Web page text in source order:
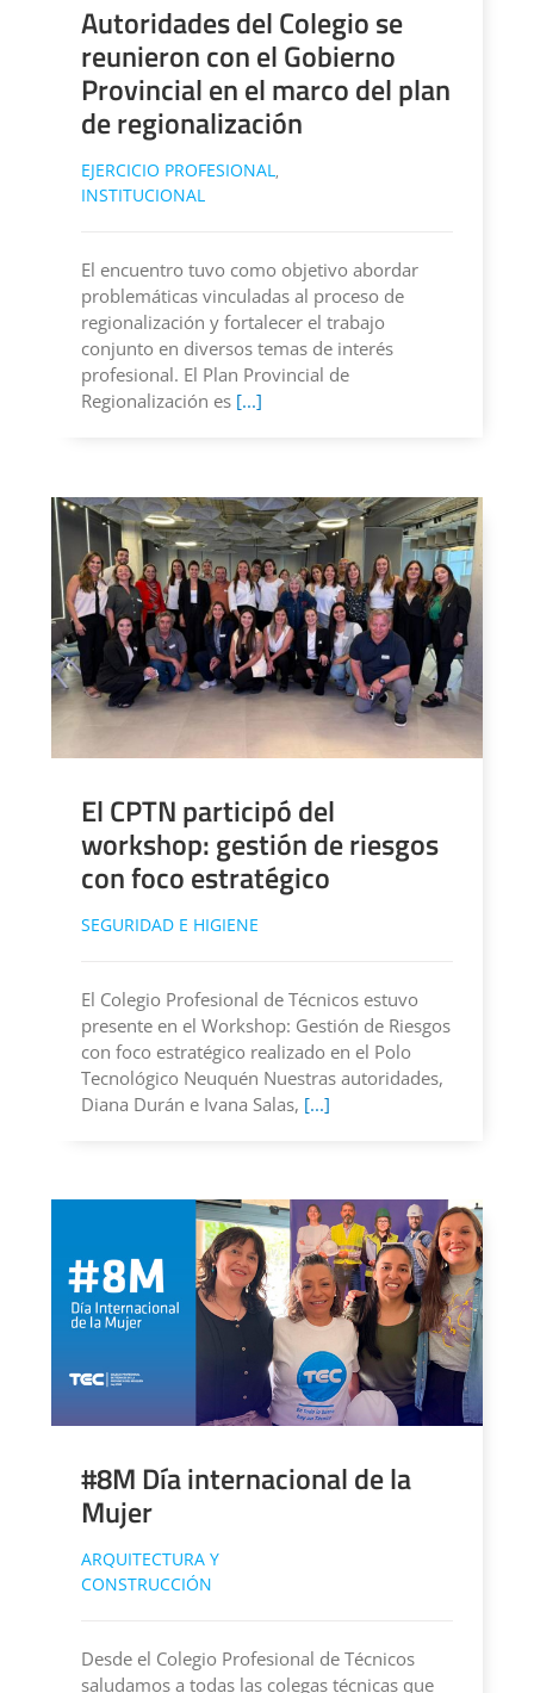
Autoridades del Colegio se
reunieron con el Gobierno
Provincial en el marco del plan
de regionalización
EJERCICIO PROFESIONAL,
INSTITUCIONAL
El encuentro tuvo como objetivo abordar
problemáticas vinculadas al proceso de
regionalización y fortalecer el trabajo
conjunto en diversos temas de interés
profesional. El Plan Provincial de
Regionalización es [...]
El CPTN participó del
workshop: gestión de riesgos
con foco estratégico
SEGURIDAD E HIGIENE
El Colegio Profesional de Técnicos estuvo
presente en el Workshop: Gestión de Riesgos
con foco estratégico realizado en el Polo
Tecnológico Neuquén Nuestras autoridades,
Diana Durán e Ivana Salas, [...]
#8M Día internacional de la
Mujer
ARQUITECTURA Y
CONSTRUCCIÓN
Desde el Colegio Profesional de Técnicos
saludamos a todas las colegas técnicas que